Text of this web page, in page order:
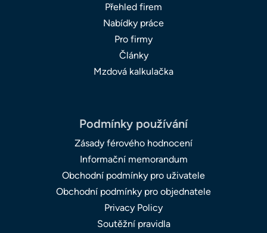
Přehled firem
Nabídky práce
Pro firmy
Články
Mzdová kalkulačka
Podmínky používání
Zásady férového hodnocení
Informační memorandum
Obchodní podmínky pro uživatele
Obchodní podmínky pro objednatele
Privacy Policy
Soutěžní pravidla